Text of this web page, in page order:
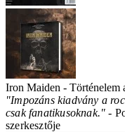
Iron Maiden -
"Impozáns kiadvány a
csak fanatikusoknak." -
szerkesztője